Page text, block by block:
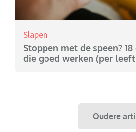
Slapen
Stoppen met de speen?
die goed werken (per
Oudere